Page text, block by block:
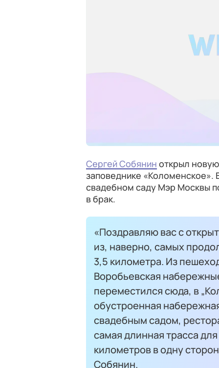
Сергей Собянин открыл
заповеднике
свадебном саду Мэр Москвы
в брак.
«Поздравляю вас с
из, наверно, самых
3,5 километра. Из
Воробьевская
переместился сюда, в
обустроенная
свадебным садом,
самая длинная трасса
километров в одну
Собянин.